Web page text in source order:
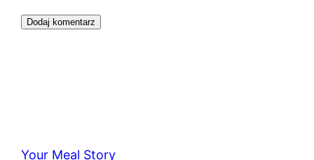
Your Meal Story